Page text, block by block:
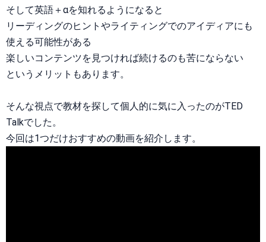
そして英語＋αを知れるようになると
リーディングのヒントやライティングでのアイディアにも
使える可能性がある
楽しいコンテンツを見つければ続けるのも苦にならない
というメリットもあります。
そんな視点で教材を探して個人的に気に入ったのがTED
Talkでした。
今回は1つだけおすすめの動画を紹介します。